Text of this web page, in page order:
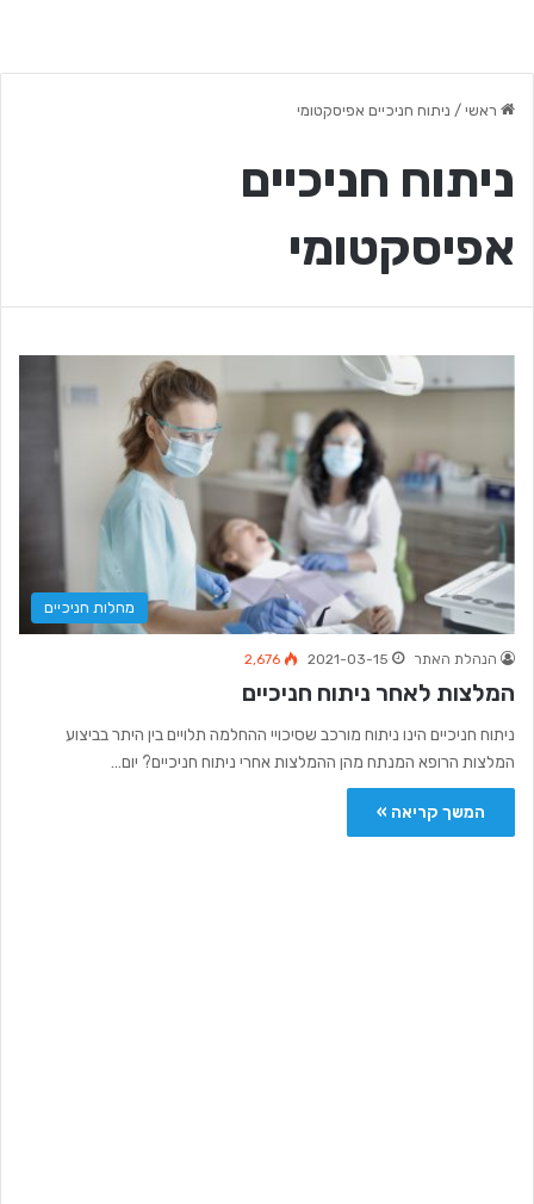
ראשי / ניתוח חניכיים אפיסקטומי
ניתוח חניכיים
אפיסקטומי
מחלות חניכיים
הנהלת האתר 2021-03-15
2,676
המלצות לאחר ניתוח חניכיים
ניתוח חניכיים הינו ניתוח מורכב שסיכויי ההחלמה תלויים בין היתר בביצוע
המלצות הרופא המנתח מהן ההמלצות אחרי ניתוח חניכיים? יום…
המשך קריאה »